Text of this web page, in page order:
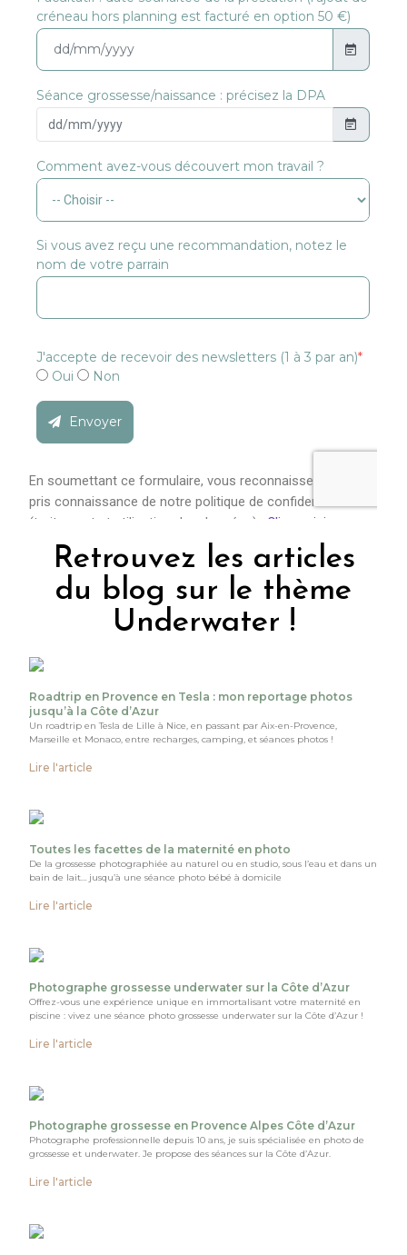
Retrouvez les articles
du blog sur le thème
Underwater !
Roadtrip en Provence en Tesla : mon reportage photos
jusqu’à la Côte d’Azur
Un roadtrip en Tesla de Lille à Nice, en passant par Aix-en-Provence,
Marseille et Monaco, entre recharges, camping, et séances photos !
Lire l'article
Toutes les facettes de la maternité en photo
De la grossesse photographiée au naturel ou en studio, sous l’eau et dans un
bain de lait… jusqu’à une séance photo bébé à domicile
Lire l'article
Photographe grossesse underwater sur la Côte d’Azur
Offrez-vous une expérience unique en immortalisant votre maternité en
piscine : vivez une séance photo grossesse underwater sur la Côte d’Azur !
Lire l'article
Photographe grossesse en Provence Alpes Côte d’Azur
Photographe professionnelle depuis 10 ans, je suis spécialisée en photo de
grossesse et underwater. Je propose des séances sur la Côte d’Azur.
Lire l'article